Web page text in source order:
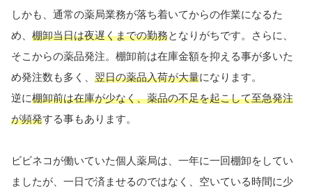
しかも、通常の薬局業務が落ち着いてからの作業になるた
め、 棚卸当日は夜遅くまでの勤務となりがちです。さらに、
そこからの薬品発注。棚卸前は在庫金額を抑える事が多いた
め発注数も多く、 翌日の薬品入荷が大量になります。
逆に棚卸前は在庫が少なく、薬品の不足を起こして至急発注
が頻発する事もあります。
ビビネコが働いていた個人薬局は、一年に一回棚卸をしてい
ましたが、一日で済ませるのではなく、空いている時間に少